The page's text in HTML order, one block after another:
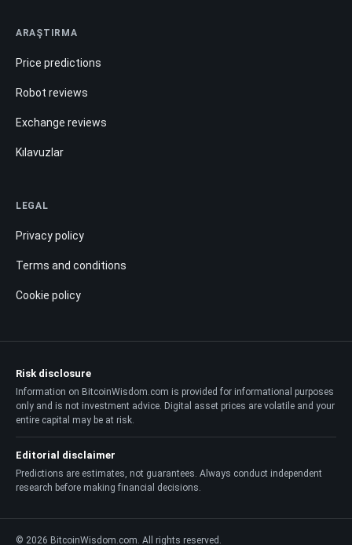
ARAŞTIRMA
Price predictions
Robot reviews
Exchange reviews
Kılavuzlar
LEGAL
Privacy policy
Terms and conditions
Cookie policy
Risk disclosure
Information on BitcoinWisdom.com is provided for informational purposes
only and is not investment advice. Digital asset prices are volatile and your
entire capital may be at risk.
Editorial disclaimer
Predictions are estimates, not guarantees. Always conduct independent
research before making financial decisions.
© 2026 BitcoinWisdom.com. All rights reserved.